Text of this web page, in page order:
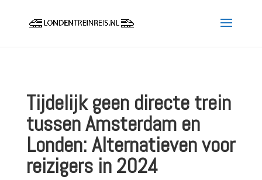
Tijdelijk geen directe trein
tussen Amsterdam en
Londen: Alternatieven voor
reizigers in 2024